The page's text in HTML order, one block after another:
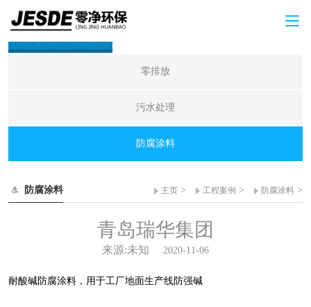
工程案例
零排放
污水处理
防腐涂料
防腐涂料 主页 > 工程案例 > 防腐涂料 >
青岛瑞华集团
来源:未知 2020-11-06
耐酸碱防腐涂料，用于工厂地面生产线防强碱